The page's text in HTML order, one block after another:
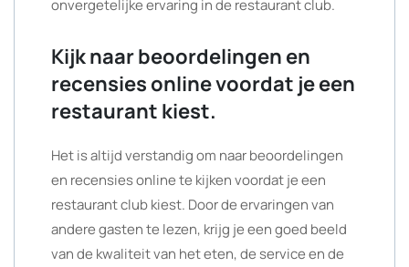
onvergetelijke ervaring in de restaurant club.
Kijk naar beoordelingen en
recensies online voordat je een
restaurant kiest.
Het is altijd verstandig om naar beoordelingen
en recensies online te kijken voordat je een
restaurant club kiest. Door de ervaringen van
andere gasten te lezen, krijg je een goed beeld
van de kwaliteit van het eten, de service en de